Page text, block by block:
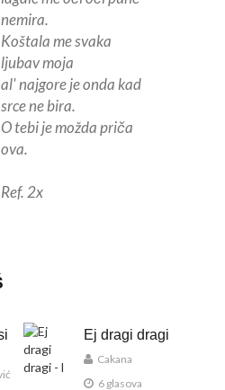
nemira.
Koštala me svaka
ljubav moja
al' najgore je onda kad
srce ne bira.
O tebi je možda priča
ova.
Ref. 2x
Ej dragi dragi
Cakana
6 glasova